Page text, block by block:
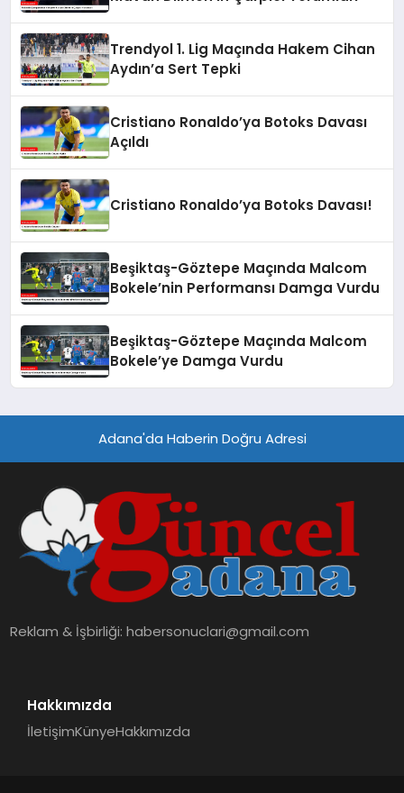
Trendyol 1. Lig Maçında Hakem Cihan
Aydın’a Sert Tepki
Cristiano Ronaldo’ya Botoks Davası
Açıldı
Cristiano Ronaldo’ya Botoks Davası!
Beşiktaş-Göztepe Maçında Malcom
Bokele’nin Performansı Damga Vurdu
Beşiktaş-Göztepe Maçında Malcom
Bokele’ye Damga Vurdu
Adana'da Haberin Doğru Adresi
Reklam & İşbirliği:habersonuclari@gmail.com
Hakkımızda
İletişimKünyeHakkımızda